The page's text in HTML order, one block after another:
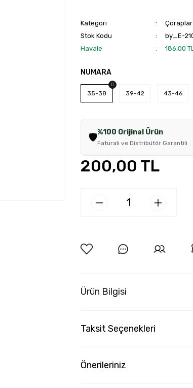
Kategori
Çoraplar
Stok Kodu
by_E-
Havale
186,00
NUMARA
35-38 39-42 43-46
🛡️%100 Orijinal Ürün
Faturalı ve Distribütör Garantili
200,00 TL
Ürün Bilgisi
Taksit Seçenekleri
Önerileriniz